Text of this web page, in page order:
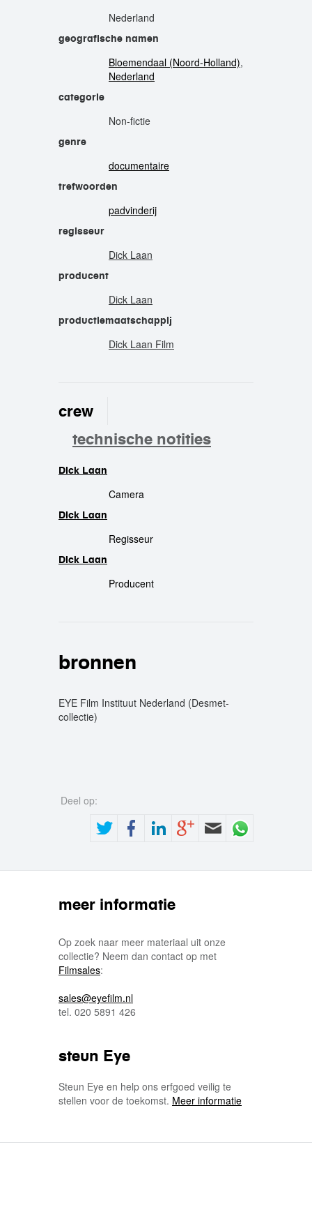
Nederland
geografische namen
Bloemendaal (Noord-Holland),
Nederland
categorie
Non-fictie
genre
documentaire
trefwoorden
padvinderij
regisseur
Dick Laan
producent
Dick Laan
productiemaatschappij
Dick Laan Film
crew
technische notities
Dick Laan
Camera
Dick Laan
Regisseur
Dick Laan
Producent
bronnen
EYE Film Instituut Nederland (Desmet-
collectie)
Deel op:
meer informatie
Op zoek naar meer materiaal uit onze
collectie? Neem dan contact op met
Filmsales:
sales@eyefilm.nl
tel. 020 5891 426
steun Eye
Steun Eye en help ons erfgoed veilig te
stellen voor de toekomst. Meer informatie